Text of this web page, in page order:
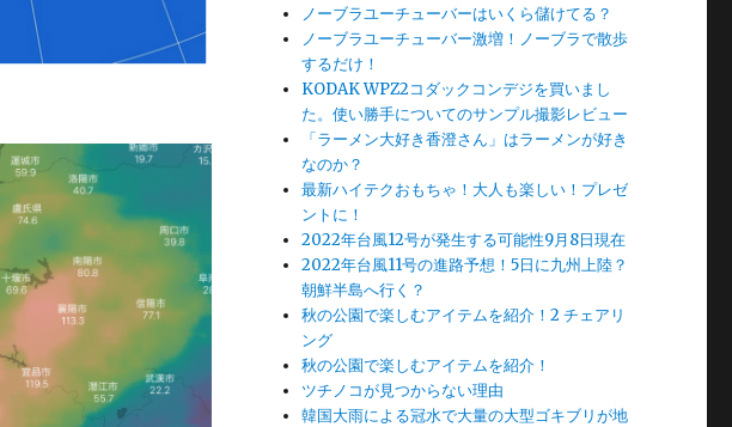
ノーブラユーチューバーはいくら儲けてる？
ノーブラユーチューバー激増！ノーブラで散歩
するだけ！
KODAK WPZ2コダックコンデジを買いまし
た。使い勝手についてのサンプル撮影レビュー
「ラーメン大好き香澄さん」はラーメンが好き
なのか？
最新ハイテクおもちゃ！大人も楽しい！プレゼ
ントに！
2022年台風12号が発生する可能性9月8日現在
2022年台風11号の進路予想！5日に九州上陸？
朝鮮半島へ行く？
秋の公園で楽しむアイテムを紹介！2 チェアリ
ング
秋の公園で楽しむアイテムを紹介！
ツチノコが見つからない理由
韓国大雨による冠水で大量の大型ゴキブリが地